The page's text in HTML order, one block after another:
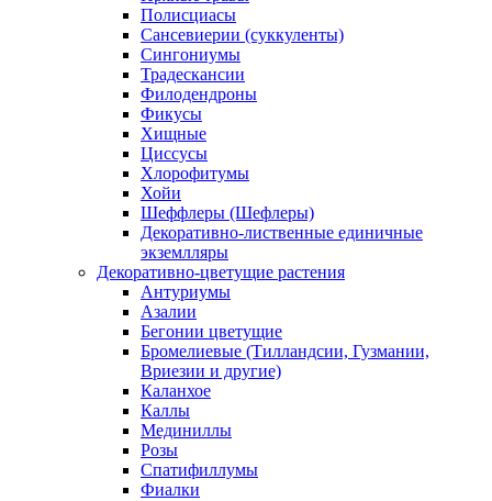
Полисциасы
Сансевиерии (суккуленты)
Сингониумы
Традескансии
Филодендроны
Фикусы
Хищные
Циссусы
Хлорофитумы
Хойи
Шеффлеры (Шефлеры)
Декоративно-лиственные единичные
экземлляры
Декоративно-цветущие растения
Антуриумы
Азалии
Бегонии цветущие
Бромелиевые (Тилландсии, Гузмании,
Вриезии и другие)
Каланхое
Каллы
Мединиллы
Розы
Спатифиллумы
Фиалки